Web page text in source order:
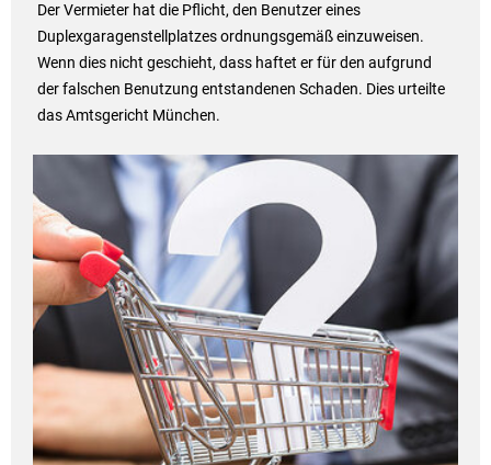
Der Vermieter hat die Pflicht, den Benutzer eines
Duplexgaragenstellplatzes ordnungsgemäß einzuweisen.
Wenn dies nicht geschieht, dass haftet er für den aufgrund
der falschen Benutzung entstandenen Schaden. Dies urteilte
das Amtsgericht München.